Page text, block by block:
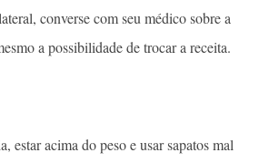
converse com seu médico sobre a
a possibilidade de trocar a receita.
estar acima do peso e usar sapatos mal